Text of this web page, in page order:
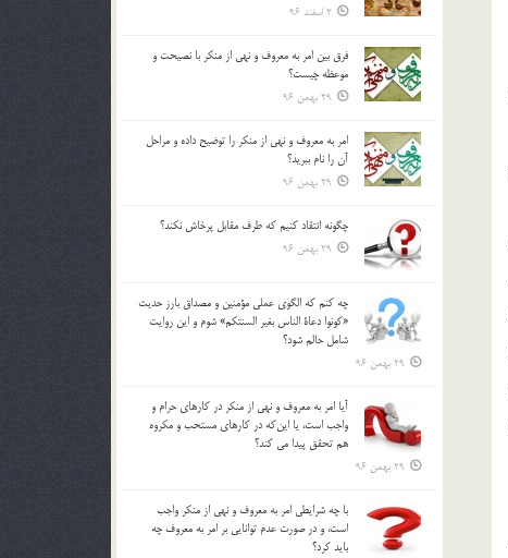
2 اسفند 96
فرق بين امر به معروف و نهي از منكر با نصيحت و
موعظه چيست؟
29 بهمن 96
امر به معروف و نهي از منكر را توضيح داده و مراحل
آن را نام ببريد؟
29 بهمن 96
چگونه انتقاد كنيم كه طرف مقابل پرخاش نكند؟
29 بهمن 96
چه كنم كه الگوي عملي مؤمنين و مصداق بارز حديث
«كونوا دعاة الناس بغير السنتكم» شوم و اين روايت
شامل حالم شود؟
29 بهمن 96
آيا امر به معروف و نهي از منكر در كارهاي حرام و
واجب است، يا اين‌كه در كارهاي مستحب و مكروه
هم تحقق پيدا مي كند؟
29 بهمن 96
با چه شرايطي امر به معروف و نهي از منکر واجب
است، و در صورت عدم توانايي بر امر به معروف چه
بايد کرد؟